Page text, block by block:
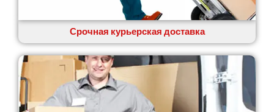
Срочная курьерская доставка